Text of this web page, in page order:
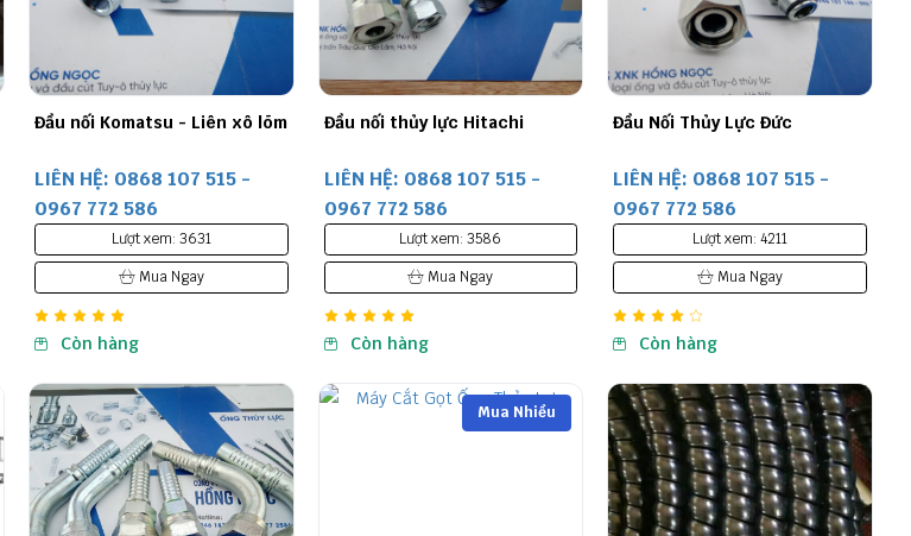
Đầu nối Komatsu - Liên xô lõm
LIÊN HỆ: 0868 107 515 -
0967 772 586
Lượt xem: 3631
Mua Ngay
Còn hàng
Đầu nối thủy lực Hitachi
LIÊN HỆ: 0868 107 515 -
0967 772 586
Lượt xem: 3586
Mua Ngay
Còn hàng
Đầu Nối Thủy Lực Đức
LIÊN HỆ: 0868 107 515 -
0967 772 586
Lượt xem: 4211
Mua Ngay
Còn hàng
Mua Nhiều